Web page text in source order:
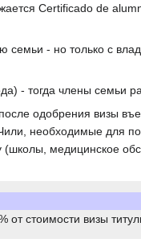
Certificado de
семьи - но только с
- тогда члены семьи
одобрения визы
необходимые для
медицинское
стоимости визы